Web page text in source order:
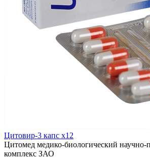
Цитовир-3 капс x12
Цитомед медико-биологический научно-
комплекс ЗАО